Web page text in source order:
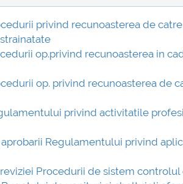
din 28 octombrie 2019 Hotărâri
din 25 februarie 2019 Hotărâri
privind recunoasterea de
op.privind recunoasterea in
op. privind recunoasterea de
privind activitatile
aprobarii Regulamentului privind
reviziei Procedurii de sistem
INFORMATII ACTE STUDII